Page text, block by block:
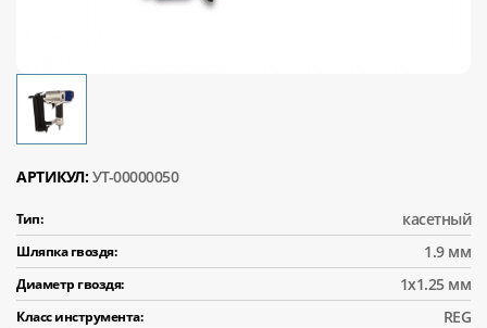
АРТИКУЛ: УТ-00000050
Тип: касетный
Шляпка гвоздя: 1.9 мм
Диаметр гвоздя: 1x1.25 мм
Класс инструмента: REG